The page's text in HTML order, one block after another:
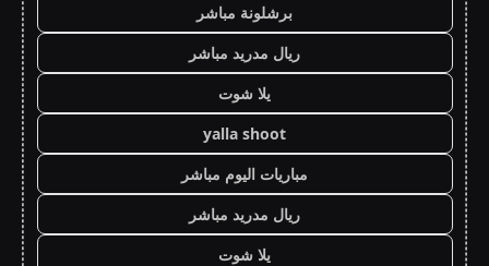
برشلونة مباشر
ريال مدريد مباشر
يلا شوت
yalla shoot
مباريات اليوم مباشر
ريال مدريد مباشر
يلا شوت